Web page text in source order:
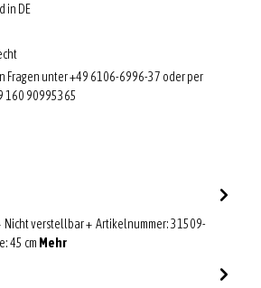
in DE
Fragen unter +49 6106-6996-37 oder per
160 90995365
verstellbar + Artikelnummer: 31509-
45 cm Mehr